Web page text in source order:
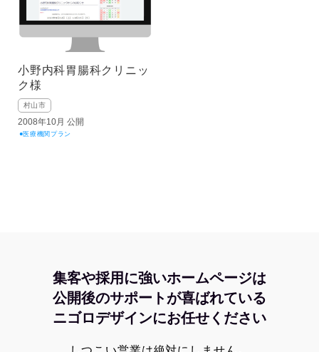
小野内科胃腸科クリニッ
ク様
村山市
2008年10月 公開
医療機関プラン
集客や採用に強いホームページは
公開後のサポートが喜ばれている
ニゴロデザインにお任せください
んに負けない
役に立ちたい